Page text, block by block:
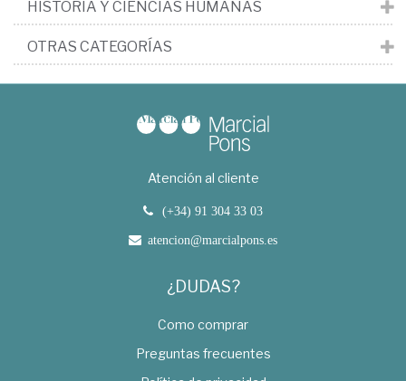
HISTORIA Y CIENCIAS HUMANAS
OTRAS CATEGORÍAS
Atención al cliente
(+34) 91 304 33 03
atencion@marcialpons.es
¿DUDAS?
Como comprar
Preguntas frecuentes